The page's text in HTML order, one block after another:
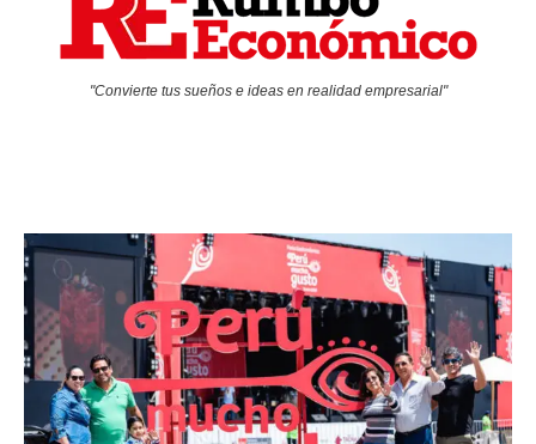
"Convierte tus sueños e ideas en realidad empresarial"